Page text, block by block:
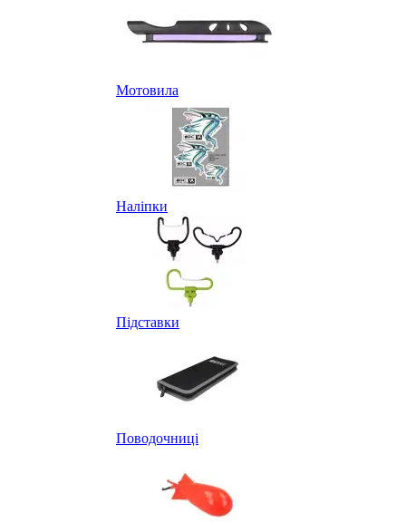
Мотовила
Наліпки
Підставки
Поводочниці